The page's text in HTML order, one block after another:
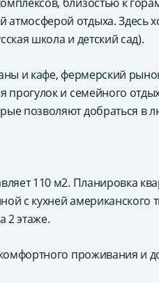
отдыха. Здесь
школа и детский сад).
и кафе, фермерский
прогулок и семейного
позволяют добраться в
110 м2. Планировка
с кухней американского
2 этаже.
проживания и